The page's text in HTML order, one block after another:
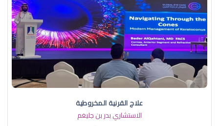
علاج القرنية المخروطية
الاستشاري بدر بن جليغم